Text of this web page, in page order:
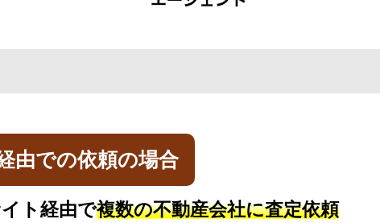
由での依頼の場合
ト経由で複数の不動産会社に査定依頼